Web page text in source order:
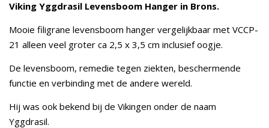
Viking Yggdrasil Levensboom Hanger in Brons.
Mooie filigrane levensboom hanger vergelijkbaar met VCCP-
21 alleen veel groter ca 2,5 x 3,5 cm inclusief oogje.
De levensboom, remedie tegen ziekten, beschermende
functie en verbinding met de andere wereld.
Hij was ook bekend bij de Vikingen onder de naam
Yggdrasil.